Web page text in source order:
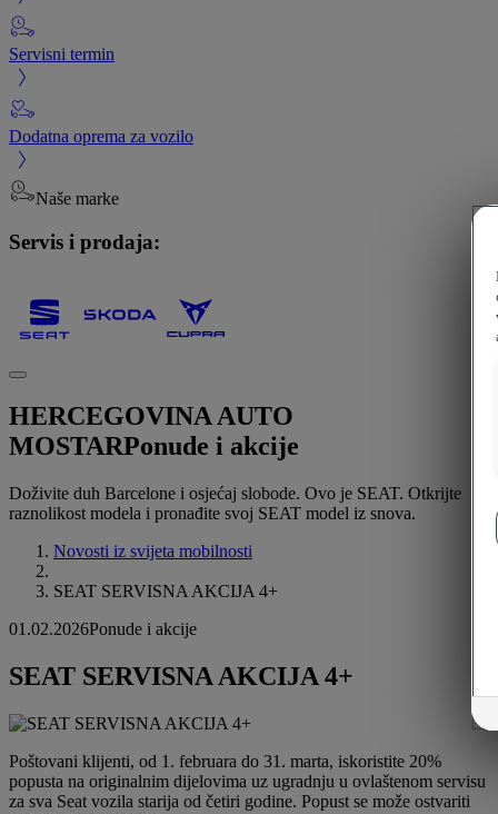
Servisni termin
Dodatna oprema za vozilo
Naše marke
Servis i prodaja:
HERCEGOVINA AUTO
MOSTARPonude i akcije
Doživite duh Barcelone i osjećaj slobode. Ovo je SEAT. Otkrijte
raznolikost modela i pronađite svoj SEAT model iz snova.
Novosti iz svijeta mobilnosti
SEAT SERVISNA AKCIJA 4+
01.02.2026Ponude i akcije
SEAT SERVISNA AKCIJA 4+
Poštovani klijenti, od 1. februara do 31. marta, iskoristite 20%
popusta na originalnim dijelovima uz ugradnju u ovlaštenom servisu
za sva Seat vozila starija od četiri godine. Popust se može ostvariti